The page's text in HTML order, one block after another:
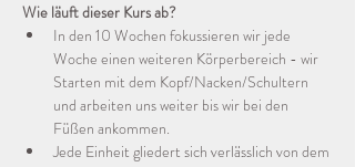
Wie läuft dieser Kurs ab?
In den 10 Wochen fokussieren wir jede
Woche einen weiteren Körperbereich - wir
Starten mit dem Kopf/Nacken/Schultern
und arbeiten uns weiter bis wir bei den
Füßen ankommen.
Jede Einheit gliedert sich verlässlich von dem